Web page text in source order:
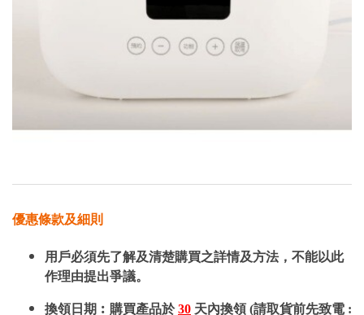
優惠條款及細則
用戶必須先了解及清楚購買之詳情及方法，不能以此
作理由提出爭議。
換領日期︰購買產品於30 天內換領 (請取貨前先致電 :